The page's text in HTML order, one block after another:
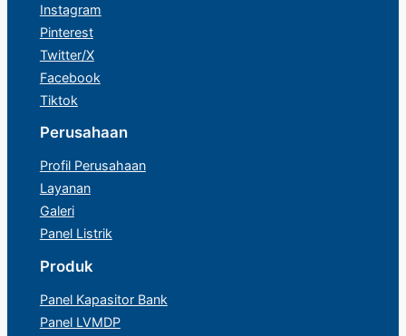
Instagram
Pinterest
Twitter/X
Facebook
Tiktok
Perusahaan
Profil Perusahaan
Layanan
Galeri
Panel Listrik
Produk
Panel Kapasitor Bank
Panel LVMDP